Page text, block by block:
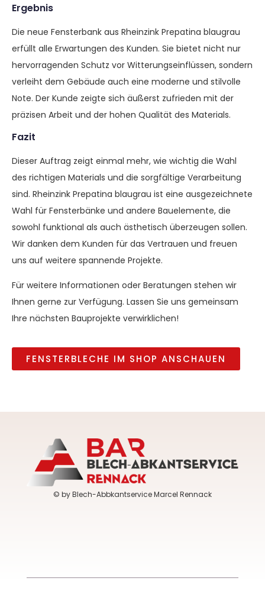
Ergebnis
Die neue Fensterbank aus Rheinzink Prepatina blaugrau
erfüllt alle Erwartungen des Kunden. Sie bietet nicht nur
hervorragenden Schutz vor Witterungseinflüssen, sondern
verleiht dem Gebäude auch eine moderne und stilvolle
Note. Der Kunde zeigte sich äußerst zufrieden mit der
präzisen Arbeit und der hohen Qualität des Materials.
Fazit
Dieser Auftrag zeigt einmal mehr, wie wichtig die Wahl
des richtigen Materials und die sorgfältige Verarbeitung
sind. Rheinzink Prepatina blaugrau ist eine ausgezeichnete
Wahl für Fensterbänke und andere Bauelemente, die
sowohl funktional als auch ästhetisch überzeugen sollen.
Wir danken dem Kunden für das Vertrauen und freuen
uns auf weitere spannende Projekte.
Für weitere Informationen oder Beratungen stehen wir
Ihnen gerne zur Verfügung. Lassen Sie uns gemeinsam
Ihre nächsten Bauprojekte verwirklichen!
FENSTERBLECHE IM SHOP ANSCHAUEN
© by Blech-Abbkantservice Marcel Rennack